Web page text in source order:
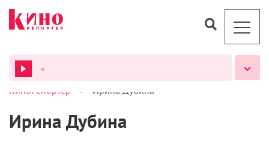
ВСЕ ПОДКАСТЫ
КиноРепортер > Ирина Дубина
Ирина Дубина